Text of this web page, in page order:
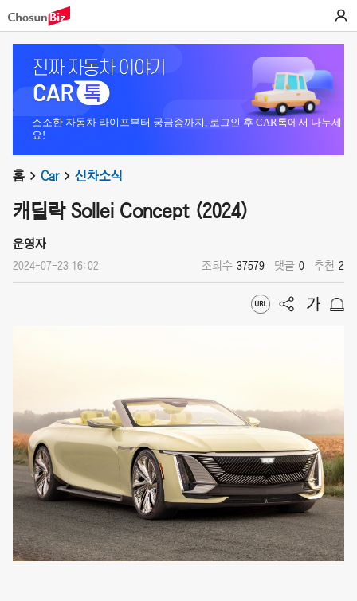
소소한 자동차 라이프부터 궁금증까지, 로그인 후 CAR톡에서 나누세
요!
홈 Car 신차소식
캐딜락 Sollei Concept (2024)
운영자
2024-07-23 16:02 조회수 37579 댓글 0 추천 2